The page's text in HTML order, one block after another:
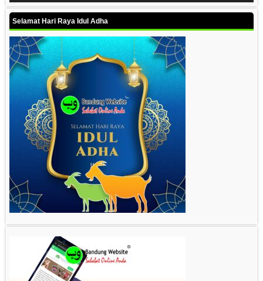
Selamat Hari Raya Idul Adha